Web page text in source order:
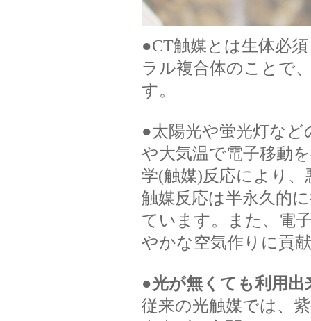
●CT触媒とは生体必
ラル複合体のことで
す。
●太陽光や蛍光灯な
や大気温で電子移動
学(触媒)反応により
触媒反応は半永久的
ています。また、電
やかな空気作りに貢
●光が無くても利用出
従来の光触媒では、